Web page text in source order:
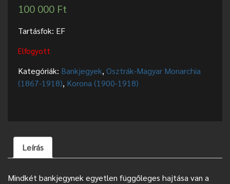
100 000 Ft
Tartásfok: EF
Elfogyott
Kategóriák: Bankjegyek, Osztrák-Magyar Monarchia
(1867-1918), Korona (1900-1918)
Leírás
Mindkét bankjegynek egyetlen függőleges hajtása van a